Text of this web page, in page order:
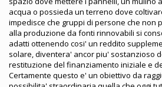
acqua o possieda un terreno dove
impedisce che gruppi di persone che non
alla produzione da fonti rinnovabili si
adatti ottenendo cosi' un reddito
solare, diventera' ancor piu' sostanzioso
restituzione del finanziamento iniziale e
Certamente questo e' un obiettivo da